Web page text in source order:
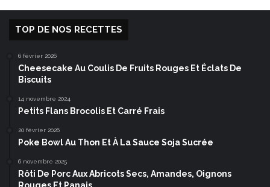
TOP DE NOS RECETTES
6 février 2026
Cheesecake Au Coulis De Fruits Rouges Et Éclats De
Biscuits
14 novembre 2024
Petits Flans Brocolis Et Carré Frais
20 février 2026
Poke Bowl Au Thon Et À La Sauce Soja Sucrée
6 novembre 2025
Rôti De Porc Aux Abricots Secs, Amandes, Oignons